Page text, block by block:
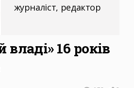
журналіст, редактор
владі» 16 років